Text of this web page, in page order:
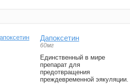
Дапоксетин
60мг
Единственный в мире
препарат для
предотвращения
преждевременной эякуляции.